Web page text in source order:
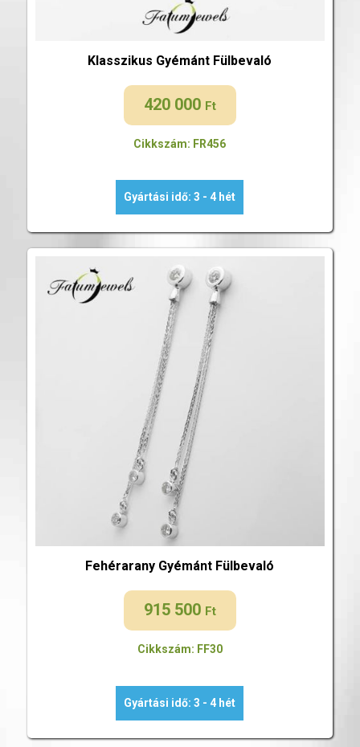
Klasszikus Gyémánt Fülbevaló
420 000 Ft
Cikkszám: FR456
Gyártási idő: 3 - 4 hét
Fehérarany Gyémánt Fülbevaló
915 500 Ft
Cikkszám: FF30
Gyártási idő: 3 - 4 hét